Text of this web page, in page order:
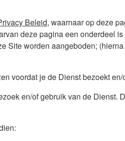
Beleid, waarnaar op deze
deze pagina een onderdeel is
Site worden aangeboden;
voordat je de Dienst bezoekt en/
en/of gebruik van de Dienst.